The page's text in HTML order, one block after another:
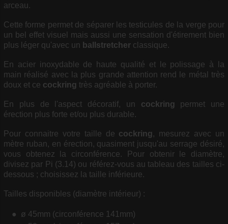
arceau.
Cette forme permet de séparer les testicules de la verge pour
un bel effet visuel mais aussi une sensation d'étirement bien
plus léger qu'avec un ballstretcher classique.
En acier inoxydable de haute qualité et le polissage à la
main réalisé avec la plus grande attention rend le métal très
doux et ce cockring très agréable à porter.
En plus de l'aspect décoratif, un cockring permet une
érection plus forte et/ou plus durable.
Pour connaitre votre taille de cockring , mesurez avec un
mètre ruban, en érection, quasiment jusqu'au serrage désiré,
vous obtenez la circonférence. Pour obtenir le diamètre,
divisez par Pi (3.14) ou référez-vous au tableau des tailles ci-
dessous ; choisissez la taille inférieure.
Tailles disponibles (diamètre intérieur) :
ø 45mm (circonférence 141mm)